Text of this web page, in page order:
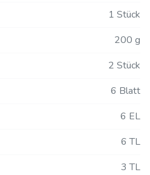
1 Stück
200 g
2 Stück
6 Blatt
6 EL
6 TL
3 TL